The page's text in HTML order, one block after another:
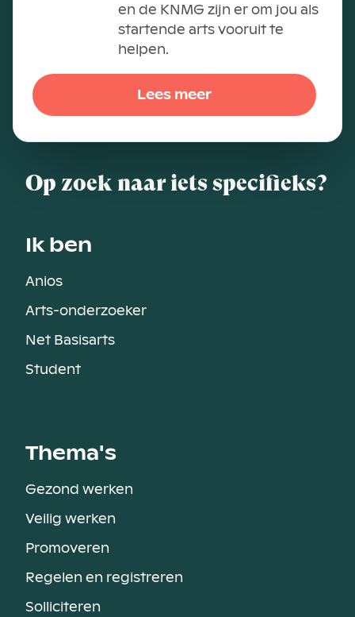
en de KNMG zijn er om jou als
startende arts vooruit te
helpen.
Lees meer
Op zoek naar iets specifieks?
Ik ben
Anios
Arts-onderzoeker
Net Basisarts
Student
Thema's
Gezond werken
Veilig werken
Promoveren
Regelen en registreren
Solliciteren